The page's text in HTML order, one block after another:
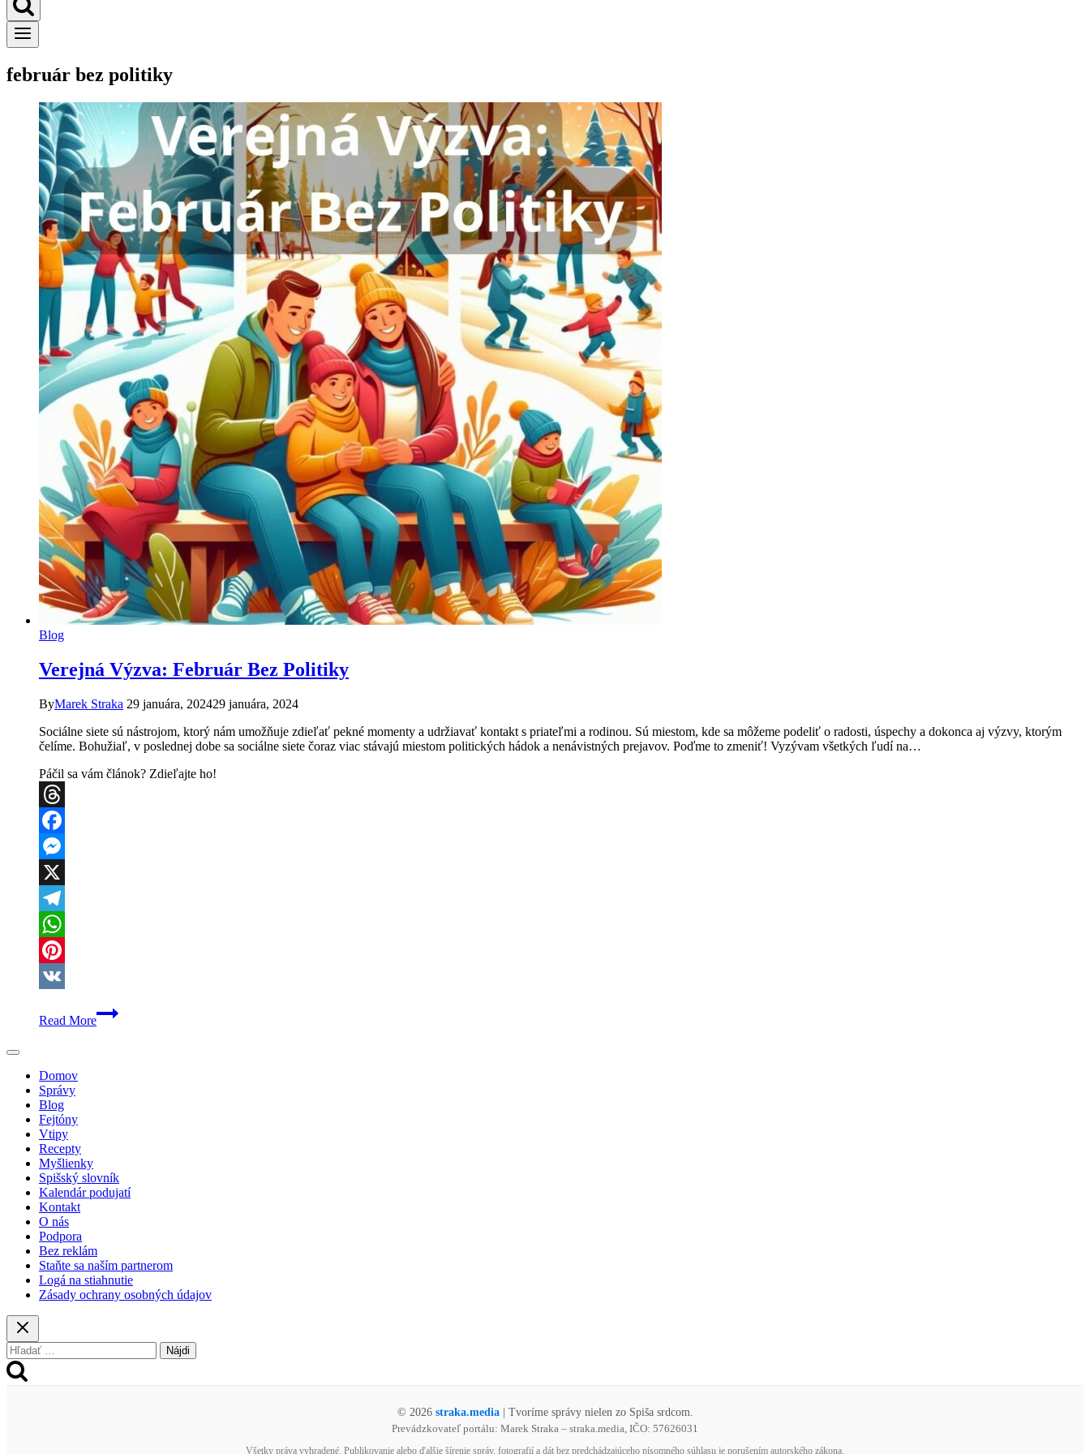
február bez politiky
Blog
Verejná Výzva: Február Bez Politiky
ByMarek Straka 29 januára, 202429 januára, 2024
Sociálne siete sú nástrojom, ktorý nám umožňuje zdieľať pekné momenty a udržiavať kontakt s priateľmi a rodinou. Sú miestom, kde sa môžeme podeliť o radosti, úspechy a dokonca aj výzvy, ktorým
čelíme. Bohužiaľ, v poslednej dobe sa sociálne siete čoraz viac stávajú miestom politických hádok a nenávistných prejavov. Poďme to zmeniť! Vyzývam všetkých ľudí na…
Páčil sa vám článok? Zdieľajte ho!
Threads
Facebook
Messenger
X
Telegram
WhatsApp
Pinterest
Read More
Verejná
Výzva:
Domov
Správy
Blog
Fejtóny
Vtipy
Recepty
Myšlienky
Spišský slovník
Kalendár podujatí
Kontakt
O nás
Podpora
Bez reklám
Staňte sa naším partnerom
Logá na stiahnutie
Zásady ochrany osobných údajov
Hľadať:
© 2026 straka.media| Tvoríme správy nielen zo Spiša srdcom.
Prevádzkovateľ portálu: Marek Straka – straka.media, IČO: 57626031
Všetky práva vyhradené. Publikovanie alebo ďalšie šírenie správ, fotografií a dát bez predchádzajúceho písomného súhlasu je porušením autorského zákona.